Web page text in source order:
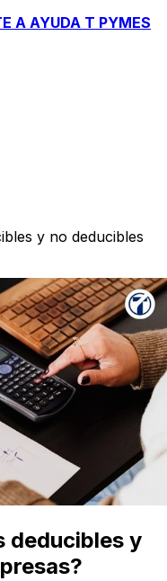
A AYUDA T PYMES
y no deducibles
deducibles y